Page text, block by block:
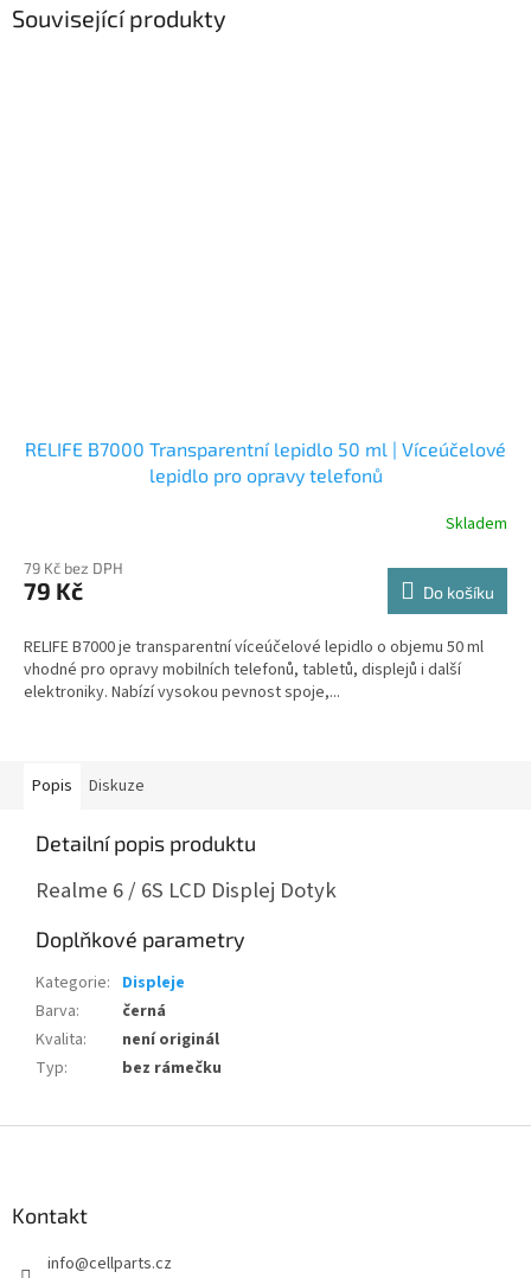
Související produkty
RELIFE B7000 Transparentní lepidlo 50 ml | Víceúčelové
lepidlo pro opravy telefonů
Skladem
79 Kč bez DPH
79 Kč Do košíku
RELIFE B7000 je transparentní víceúčelové lepidlo o objemu 50 ml
vhodné pro opravy mobilních telefonů, tabletů, displejů i další
elektroniky. Nabízí vysokou pevnost spoje,...
Popis Diskuze
Detailní popis produktu
Realme 6 / 6S LCD Displej Dotyk
Doplňkové parametry
Kategorie: Displeje
Barva:
černá
Kvalita:
není originál
Typ: bez rámečku
Kontakt
info@cellparts.cz